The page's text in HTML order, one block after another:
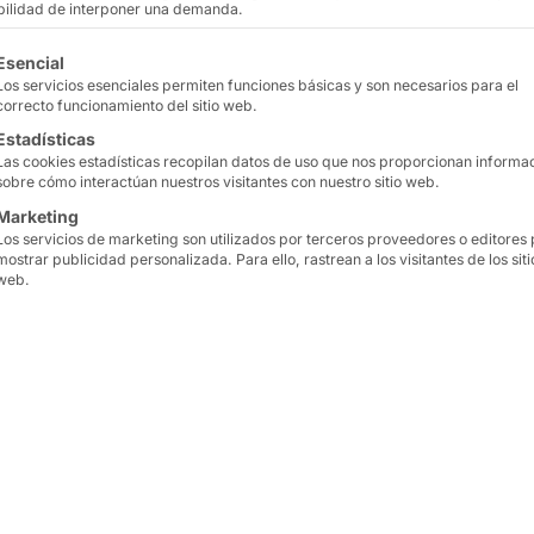
local, quioscos de autopago y terminales de
táctiles para el control de máquinas e
exigentes tengan éxito.
EL FUTURO!
de
receta del éxito de la
de interponer una demanda.
se enumeran los grupos de servicios para los
servicios esenciales permiten funciones básicas y son necesarios para el
funcionamiento del sitio web.
cookies estadísticas recopilan datos de uso que nos proporcionan
cómo interactúan nuestros visitantes con nuestro sitio web.
servicios de marketing son utilizados por terceros proveedores o editores
publicidad personalizada. Para ello, rastrean a los visitantes de los